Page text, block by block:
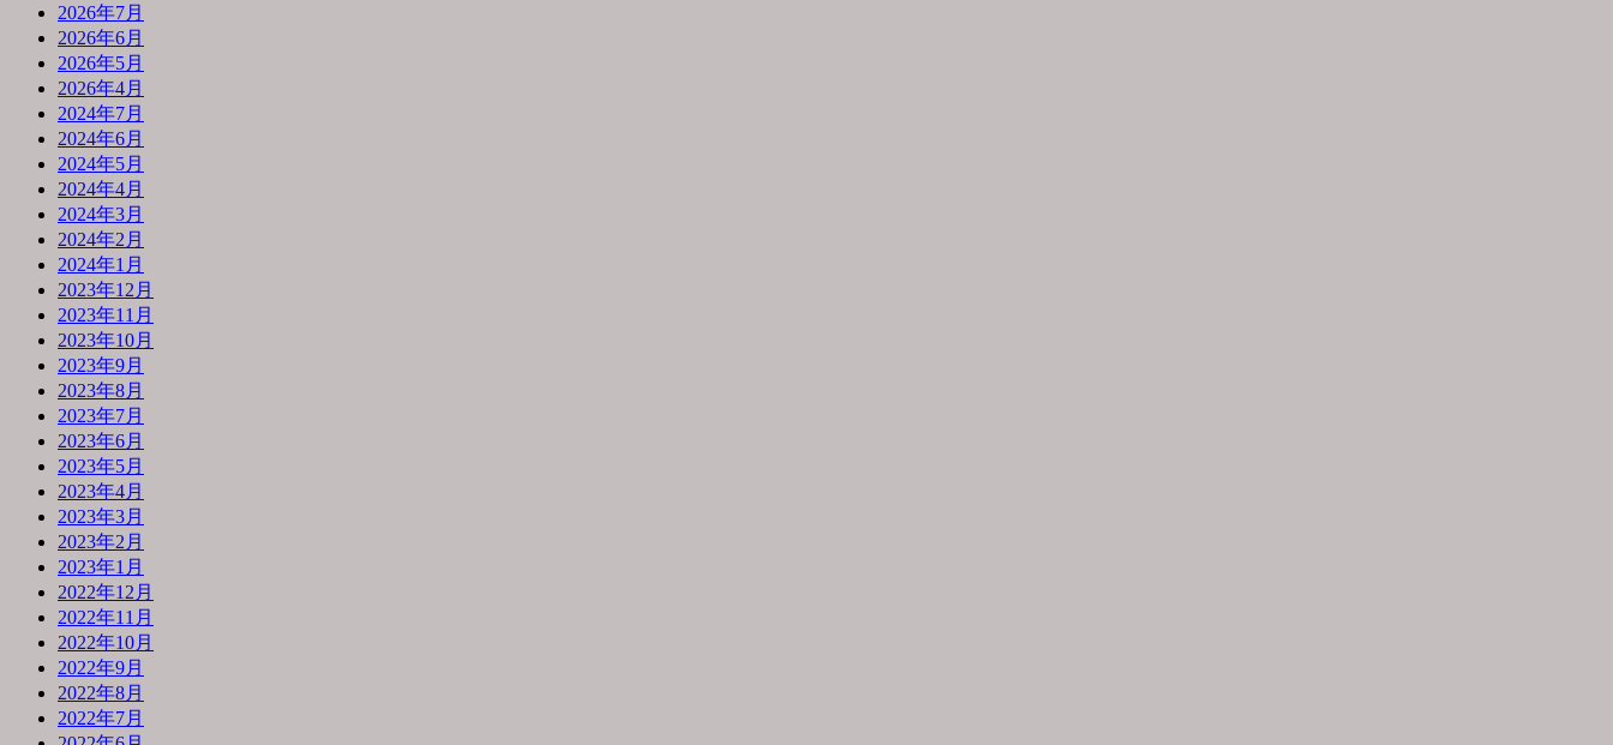
2026年7月
2026年6月
2026年5月
2026年4月
2024年7月
2024年6月
2024年5月
2024年4月
2024年3月
2024年2月
2024年1月
2023年12月
2023年11月
2023年10月
2023年9月
2023年8月
2023年7月
2023年6月
2023年5月
2023年4月
2023年3月
2023年2月
2023年1月
2022年12月
2022年11月
2022年10月
2022年9月
2022年8月
2022年7月